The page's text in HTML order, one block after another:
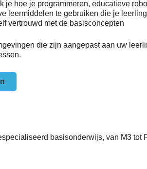
je hoe je programmeren, educatieve
leermiddelen te gebruiken die je
vertrouwd met de basisconcepten
die zijn aangepast aan uw
basisonderwijs, van M3 tot